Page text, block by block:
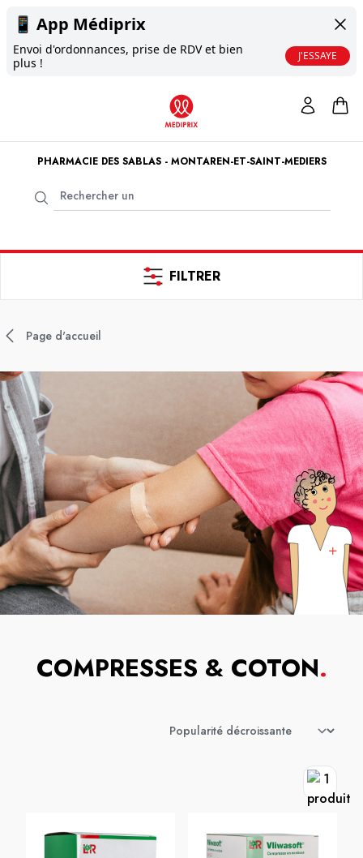
📱 App Médiprix
Envoi d'ordonnances, prise de RDV et bien
plus !
J'ESSAYE
PHARMACIE DES SABLAS - MONTAREN-ET-SAINT-MEDIERS
FILTRER
Page d'accueil
COMPRESSES & COTON.